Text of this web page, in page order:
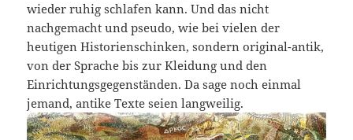
wieder ruhig schlafen kann. Und das nicht
nachgemacht und pseudo, wie bei vielen der
heutigen Historienschinken, sondern original-antik,
von der Sprache bis zur Kleidung und den
Einrichtungsgegenständen. Da sage noch einmal
jemand, antike Texte seien langweilig.